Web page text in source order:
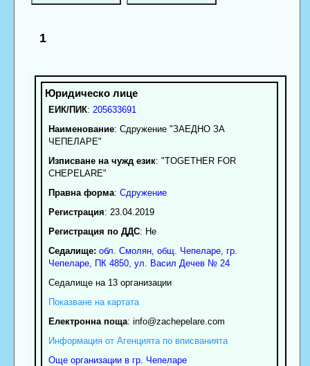
1
ЕИК/ПИК: 205633691
Наименование: Сдружение "ЗАЕДНО ЗА
ЧЕПЕЛАРЕ"
Изписване на чужд език: "TOGETHER FOR
CHEPELARE"
Правна форма: Сдружение
Регистрация: 23.04.2019
Регистрация по ДДС: Нe
Седалище: обл. Смолян, общ. Чепеларе, гр.
Чепеларе, ПК 4850, ул. Васил Дечев № 24
Седалище на 13 организации
Показване на картата
Електронна поща: info@zachepelare.com
Информация от Агенцията по вписванията
Още организации в гр. Чепеларе